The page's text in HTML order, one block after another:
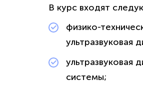
В курс входят
физико-
ультразвуковая
ультразвуковая
системы;